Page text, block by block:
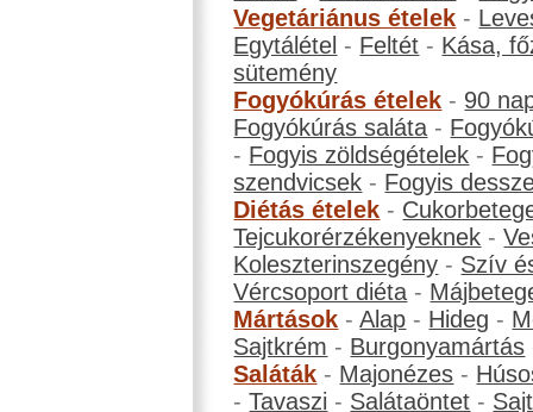
Vegetáriánus ételek -
Egytálétel - Feltét - Kása,
sütemény
Fogyókúrás ételek - 90
Fogyókúrás saláta -
- Fogyis zöldségételek -
szendvicsek - Fogyis
Diétás ételek -
Tejcukorérzékenyeknek -
Koleszterinszegény - Szív
Vércsoport diéta -
Mártások -Alap - Hideg -
Sajtkrém - Burgonyamártás
Saláták - Majonézes -
-Tavaszi - Salátaöntet -